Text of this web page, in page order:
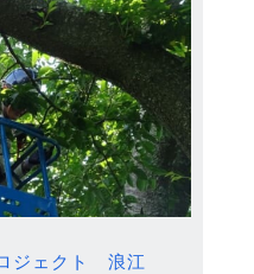
ジェクト 浪江